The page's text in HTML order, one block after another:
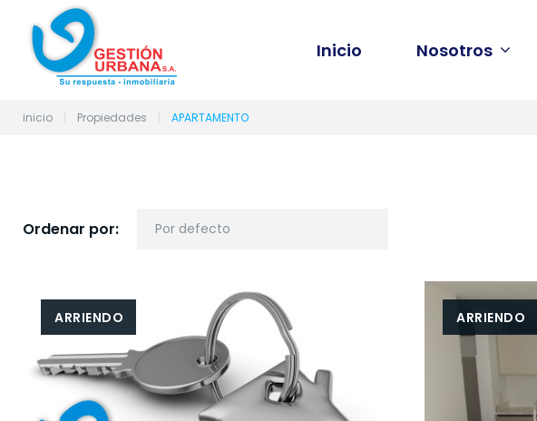
Inicio Nosotros
inicio Propiedades APARTAMENTO
Ordenar por:
ARRIENDO ARRIENDO